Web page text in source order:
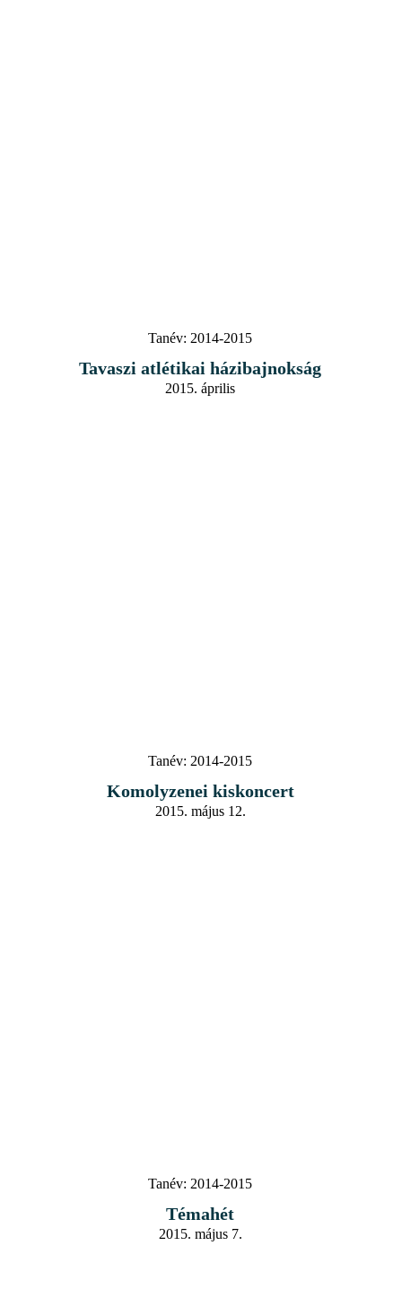
Tanév: 2014-2015
Tavaszi atlétikai házibajnokság
2015. április
Tanév: 2014-2015
Komolyzenei kiskoncert
2015. május 12.
Tanév: 2014-2015
Témahét
2015. május 7.